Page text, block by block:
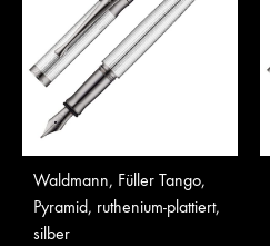
Waldmann, Füller Tango,
Pyramid, ruthenium-plattiert,
silber